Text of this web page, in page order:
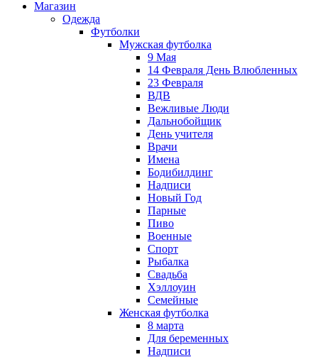
Магазин
Одежда
Футболки
Мужская футболка
9 Мая
14 Февраля День Влюбленных
23 Февраля
ВДВ
Вежливые Люди
Дальнобойщик
День учителя
Врачи
Имена
Бодибилдинг
Надписи
Новый Год
Парные
Пиво
Военные
Спорт
Рыбалка
Свадьба
Хэллоуин
Семейные
Женская футболка
8 марта
Для беременных
Надписи